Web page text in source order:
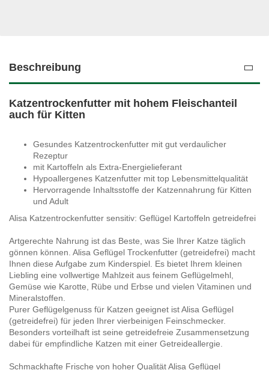
Beschreibung
Katzentrockenfutter mit hohem Fleischanteil
auch für Kitten
Gesundes Katzentrockenfutter mit gut verdaulicher
Rezeptur
mit Kartoffeln als Extra-Energielieferant
Hypoallergenes Katzenfutter mit top Lebensmittelqualität
Hervorragende Inhaltsstoffe der Katzennahrung für Kitten
und Adult
Alisa Katzentrockenfutter sensitiv: Geflügel Kartoffeln getreidefrei
Artgerechte Nahrung ist das Beste, was Sie Ihrer Katze täglich
gönnen können. Alisa Geflügel Trockenfutter (getreidefrei) macht
Ihnen diese Aufgabe zum Kinderspiel. Es bietet Ihrem kleinen
Liebling eine vollwertige Mahlzeit aus feinem Geflügelmehl,
Gemüse wie Karotte, Rübe und Erbse und vielen Vitaminen und
Mineralstoffen.
Purer Geflügelgenuss für Katzen geeignet ist Alisa Geflügel
(getreidefrei) für jeden Ihrer vierbeinigen Feinschmecker.
Besonders vorteilhaft ist seine getreidefreie Zusammensetzung
dabei für empfindliche Katzen mit einer Getreideallergie.
Schmackhafte Frische von hoher Qualität Alisa Geflügel